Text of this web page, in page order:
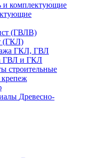
и комплектующие
(ГВЛВ)
(ГКЛ)
ГКЛ, ГВЛ
ГВЛ и ГКЛ
строительные
Древесно-